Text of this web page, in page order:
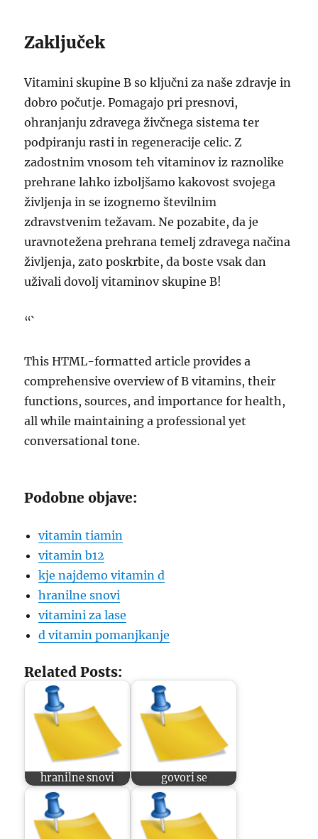
Zaključek
Vitamini skupine B so ključni za naše zdravje in
dobro počutje. Pomagajo pri presnovi,
ohranjanju zdravega živčnega sistema ter
podpiranju rasti in regeneracije celic. Z
zadostnim vnosom teh vitaminov iz raznolike
prehrane lahko izboljšamo kakovost svojega
življenja in se izognemo številnim
zdravstvenim težavam. Ne pozabite, da je
uravnotežena prehrana temelj zdravega načina
življenja, zato poskrbite, da boste vsak dan
uživali dovolj vitaminov skupine B!
“`
This HTML-formatted article provides a
comprehensive overview of B vitamins, their
functions, sources, and importance for health,
all while maintaining a professional yet
conversational tone.
Podobne objave:
vitamin tiamin
vitamin b12
kje najdemo vitamin d
hranilne snovi
vitamini za lase
d vitamin pomanjkanje
Related Posts:
hranilne snovi govori se